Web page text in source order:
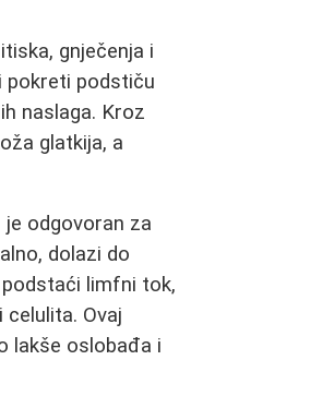
gnječenja i
pokreti podstiču
naslaga. Kroz
glatkija, a
odgovoran za
dolazi do
limfni tok,
Ovaj
lakše oslobađa i